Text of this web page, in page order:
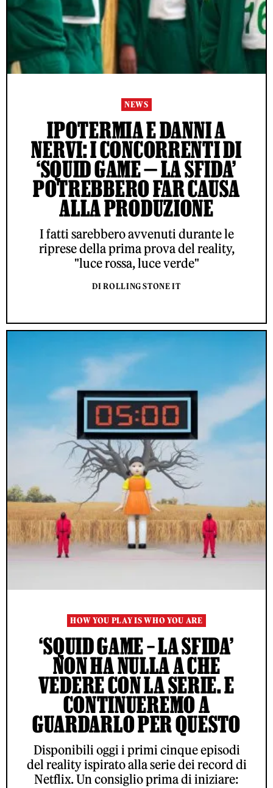
NEWS
IPOTERMIA E DANNI A
NERVI: I CONCORRENTI DI
‘SQUID GAME — LA SFIDA’
POTREBBERO FAR CAUSA
ALLA PRODUZIONE
I fatti sarebbero avvenuti durante le
riprese della prima prova del reality,
"luce rossa, luce verde"
DI ROLLING STONE IT
HOW YOU PLAY IS WHO YOU ARE
‘SQUID GAME – LA SFIDA’
NON HA NULLA A CHE
VEDERE CON LA SERIE. E
CONTINUEREMO A
GUARDARLO PER QUESTO
Disponibili oggi i primi cinque episodi
del reality ispirato alla serie dei record di
Netflix. Un consiglio prima di iniziare: